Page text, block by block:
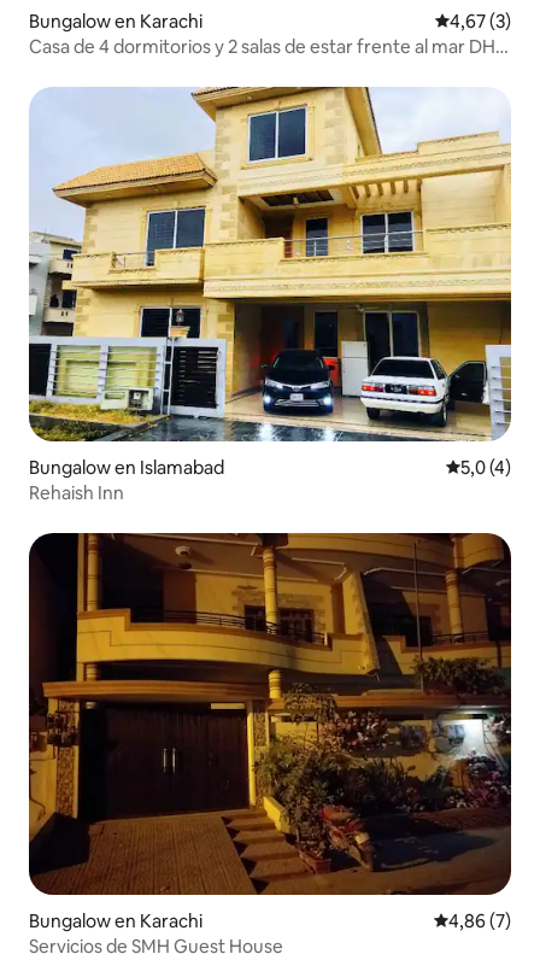
Bungalow en Karachi Calificación
4,67 (3)
Casa de 4 dormitorios y 2 salas de estar frente al mar DHA
Bungalow en Islamabad
5,0 (4)
Rehaish Inn
Bungalow en Karachi Calificación
4,86 (7)
Servicios de SMH Guest House